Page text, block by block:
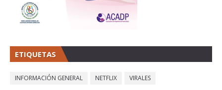
ETIQUETAS
INFORMACIÓN GENERAL NETFLIX VIRALES